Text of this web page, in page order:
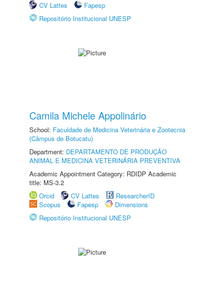
CV Lattes
Fapesp
Repositório Institucional UNESP
Camila Michele Appolinário
School: Faculdade de Medicina Veterinária e Zootecnia
(Câmpus de Botucatu)
Department: DEPARTAMENTO DE PRODUÇÃO
ANIMAL E MEDICINA VETERINÁRIA PREVENTIVA
Academic Appointment Category: RDIDP Academic
title: MS-3.2
Orcid
CV Lattes
ResearcherID
Scopus
Fapesp
Dimensions
Repositório Institucional UNESP